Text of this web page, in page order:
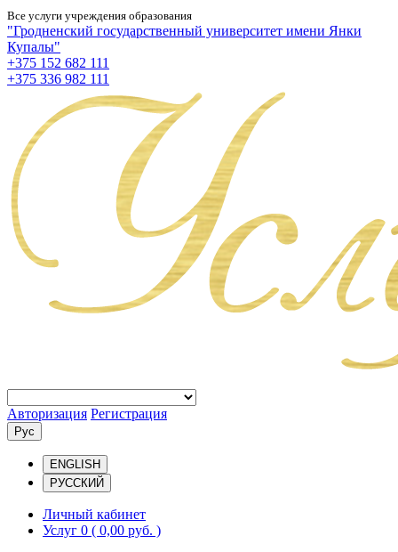
Все услуги учреждения образования
"Гродненский государственный университет имени Янки
Купалы"
+375 152 682 111
+375 336 982 111
Авторизация Регистрация
Рус
ENGLISH
РУССКИЙ
Личный кабинет
Услуг 0 ( 0,00 руб. )